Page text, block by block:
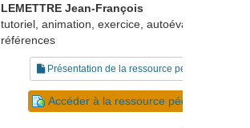
LEMETTRE Jean-François
tutoriel, animation, exercice, autoévaluation, liste
références
Présentation de la ressource pédagogique
Accéder à la ressource pédagogique